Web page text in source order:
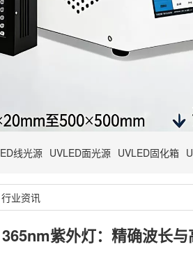
线光源 UVLED面光源 UVLED固化箱
行业资讯
365nm紫外灯：精确波长